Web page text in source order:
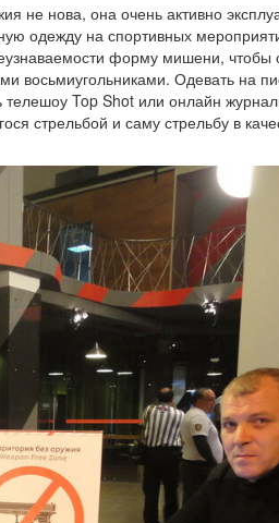
не нова, она очень активно
одежду на спортивных
форму мишени, чтобы
восьмиугольниками. Одевать на
Top Shot или онлайн
стрельбой и саму стрельбу в